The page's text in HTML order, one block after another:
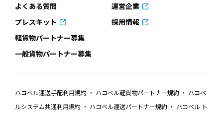
よくある質問
運営企業
プレスキット
採用情報
軽貨物パートナー募集
一般貨物パートナー募集
ハコベル運送手配利用規約 ハコベル軽貨物パートナー規約
ハコベ
ルシステム共通利用規約
ハコベル運送パートナー規約
ハコベル ト